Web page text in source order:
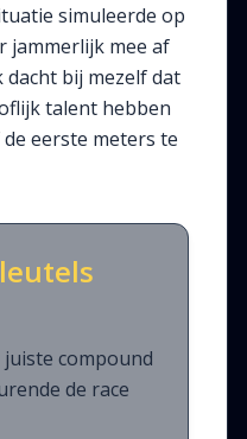
simuleerde op
jammerlijk mee af
bij mezelf dat
talent hebben
eerste meters te
juiste compound
de race